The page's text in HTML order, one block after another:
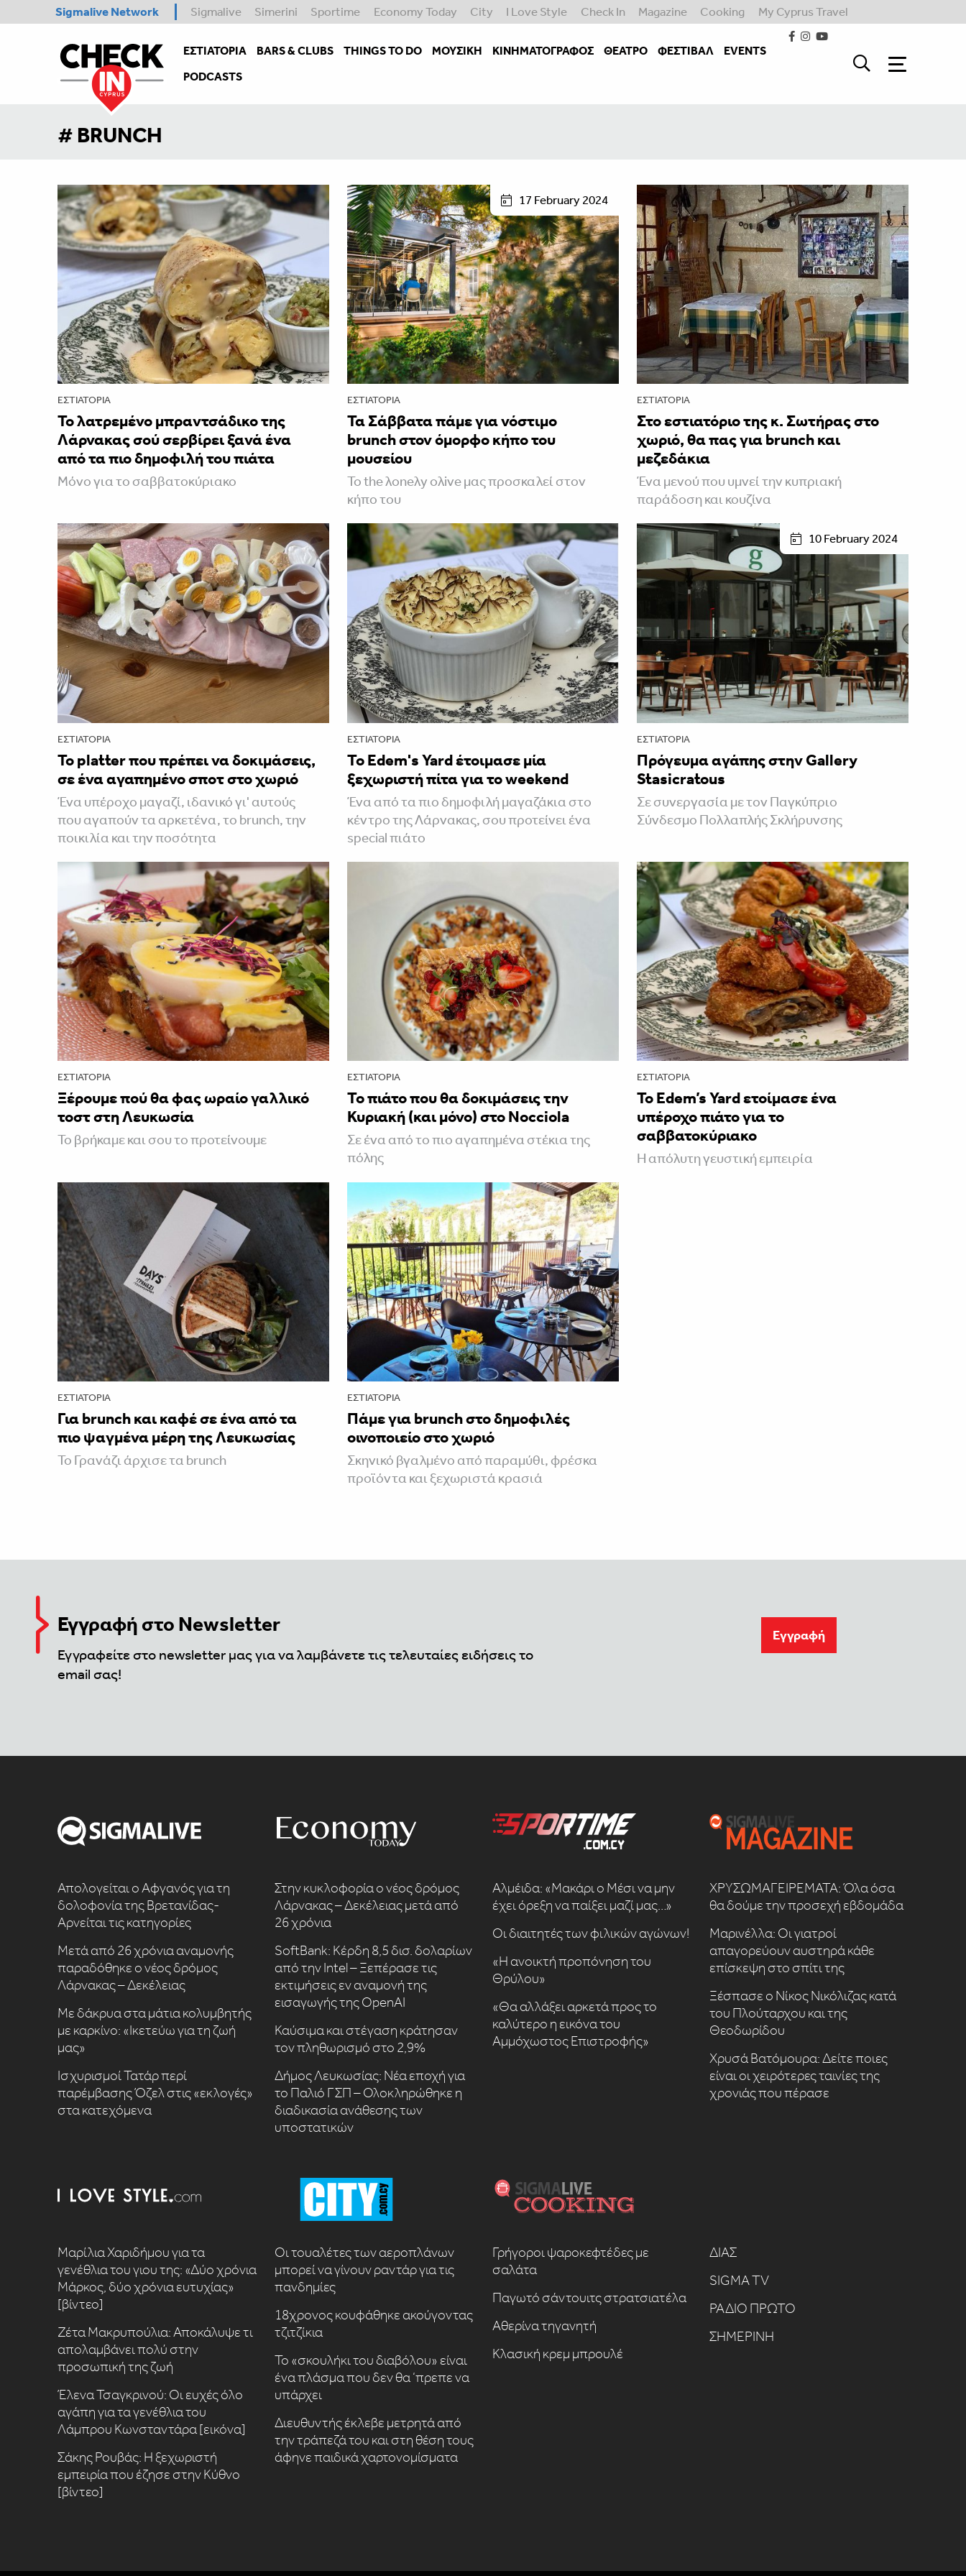
Sigmalive Network Sigmalive Simerini Sportime Economy Today City I Love Style Check In Magazine Cooking My Cyprus Travel
ΕΣΤΙΑΤΌΡΙΑ BARS & CLUBS THINGS TO DO ΜΟΥΣΙΚΉ ΚΙΝΗΜΑΤΟΓΡΆΦΟΣ ΘΈΑΤΡΟ ΦΕΣΤΙΒΑΛ
EVENTS
PODCASTS
# BRUNCH
ΕΣΤΙΑΤΌΡΙΑ
Το λατρεμένο μπραντσάδικο της
Λάρνακας σού σερβίρει ξανά ένα
από τα πιο δημοφιλή του πιάτα
Μόνο για το σαββατοκύριακο
17 February 2024
ΕΣΤΙΑΤΌΡΙΑ
Τα Σάββατα πάμε για νόστιμο
brunch στον όμορφο κήπο του
μουσείου
Το the λoneλy oλive μας προσκαλεί στον
κήπο του
ΕΣΤΙΑΤΌΡΙΑ
Στο εστιατόριο της κ. Σωτήρας στο
χωριό, θα πας για brunch και
μεζεδάκια
Ένα μενού που υμνεί την κυπριακή
παράδοση και κουζίνα
ΕΣΤΙΑΤΌΡΙΑ
Το platter που πρέπει να δοκιμάσεις,
σε ένα αγαπημένο σποτ στο χωριό
Ένα υπέροχο μαγαζί, ιδανικό γι' αυτούς
που αγαπούν τα αρκετένα, το brunch, την
ποικιλία και την ποσότητα
ΕΣΤΙΑΤΌΡΙΑ
To Edem's Yard έτοιμασε μία
ξεχωριστή πίτα για το weekend
Ένα από τα πιο δημοφιλή μαγαζάκια στο
κέντρο της Λάρνακας, σου προτείνει ένα
special πιάτο
10 February 2024
ΕΣΤΙΑΤΌΡΙΑ
Πρόγευμα αγάπης στην Gallery
Stasicratous
Σε συνεργασία με τον Παγκύπριο
Σύνδεσμο Πολλαπλής Σκλήρυνσης
ΕΣΤΙΑΤΌΡΙΑ
Ξέρουμε πού θα φας ωραίο γαλλικό
τοστ στη Λευκωσία
Το βρήκαμε και σου το προτείνουμε
ΕΣΤΙΑΤΌΡΙΑ
To πιάτο που θα δοκιμάσεις την
Κυριακή (και μόνο) στο Nocciola
Σε ένα από το πιο αγαπημένα στέκια της
πόλης
ΕΣΤΙΑΤΌΡΙΑ
Το Edem’s Yard ετοίμασε ένα
υπέροχο πιάτο για το
σαββατοκύριακο
Η απόλυτη γευστική εμπειρία
ΕΣΤΙΑΤΌΡΙΑ
Για brunch και καφέ σε ένα από τα
πιο ψαγμένα μέρη της Λευκωσίας
Το Γρανάζι άρχισε τα brunch
ΕΣΤΙΑΤΌΡΙΑ
Πάμε για brunch στο δημοφιλές
οινοποιείο στο χωριό
Σκηνικό βγαλμένο από παραμύθι, φρέσκα
προϊόντα και ξεχωριστά κρασιά
Εγγραφή στο Newsletter
Εγγραφείτε στο newsletter μας για να λαμβάνετε τις τελευταίες ειδήσεις το
email σας!
Eγγραφή
Απολογείται ο Αφγανός για τη
δολοφονία της Βρετανίδας-
Αρνείται τις κατηγορίες
Μετά από 26 χρόνια αναμονής
παραδόθηκε ο νέος δρόμος
Λάρνακας – Δεκέλειας
Με δάκρυα στα μάτια κολυμβητής
με καρκίνο: «Ικετεύω για τη ζωή
μας»
Ισχυρισμοί Τατάρ περί
παρέμβασης Όζελ στις «εκλογές»
στα κατεχόμενα
Στην κυκλοφορία ο νέος δρόμος
Λάρνακας – Δεκέλειας μετά από
26 χρόνια
SoftBank: Κέρδη 8,5 δισ. δολαρίων
από την Intel – Ξεπέρασε τις
εκτιμήσεις εν αναμονή της
εισαγωγής της OpenAI
Καύσιμα και στέγαση κράτησαν
τον πληθωρισμό στο 2,9%
Δήμος Λευκωσίας: Νέα εποχή για
το Παλιό ΓΣΠ – Ολοκληρώθηκε η
διαδικασία ανάθεσης των
υποστατικών
Αλμέιδα: «Μακάρι ο Μέσι να μην
έχει όρεξη να παίξει μαζί μας…»
Οι διαιτητές των φιλικών αγώνων!
«Η ανοικτή προπόνηση του
Θρύλου»
«Θα αλλάξει αρκετά προς το
καλύτερο η εικόνα του
Αμμόχωστος Επιστροφής»
ΧΡΥΣΩΜΑΓΕΙΡΕΜΑΤΑ: Όλα όσα
θα δούμε την προσεχή εβδομάδα
Μαρινέλλα: Οι γιατροί
απαγορεύουν αυστηρά κάθε
επίσκεψη στο σπίτι της
Ξέσπασε ο Νίκος Νικόλιζας κατά
του Πλούταρχου και της
Θεοδωρίδου
Χρυσά Βατόμουρα: Δείτε ποιες
είναι οι χειρότερες ταινίες της
χρονιάς που πέρασε
Μαρίλια Χαριδήμου για τα
γενέθλια του γιου της: «Δύο χρόνια
Μάρκος, δύο χρόνια ευτυχίας»
[βίντεο]
Ζέτα Μακρυπούλια: Αποκάλυψε τι
απολαμβάνει πολύ στην
προσωπική της ζωή
Έλενα Τσαγκρινού: Οι ευχές όλο
αγάπη για τα γενέθλια του
Λάμπρου Κωνσταντάρα [εικόνα]
Σάκης Ρουβάς: Η ξεχωριστή
εμπειρία που έζησε στην Κύθνο
[βίντεο]
Οι τουαλέτες των αεροπλάνων
μπορεί να γίνουν ραντάρ για τις
πανδημίες
18χρονος κουφάθηκε ακούγοντας
τζιτζίκια
Το «σκουλήκι του διαβόλου» είναι
ένα πλάσμα που δεν θα ‘πρεπε να
υπάρχει
Διευθυντής έκλεβε μετρητά από
την τράπεζά του και στη θέση τους
άφηνε παιδικά χαρτονομίσματα
Γρήγοροι ψαροκεφτέδες με
σαλάτα
Παγωτό σάντουιτς στρατσιατέλα
Αθερίνα τηγανητή
Κλασική κρεμ μπρουλέ
ΔΙΑΣ
SIGMA TV
ΡΑΔΙΟ ΠΡΩΤΟ
ΣΗΜΕΡΙΝΗ